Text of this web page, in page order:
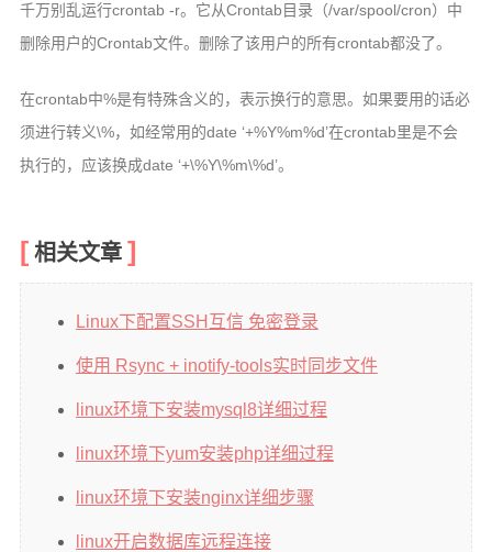
千万别乱运行crontab -r。它从Crontab目录（/var/spool/cron）中
删除用户的Crontab文件。删除了该用户的所有crontab都没了。
在crontab中%是有特殊含义的，表示换行的意思。如果要用的话必
须进行转义\%，如经常用的date ‘+%Y%m%d’在crontab里是不会
执行的，应该换成date ‘+\%Y\%m\%d’。
相关文章
Linux下配置SSH互信 免密登录
使用 Rsync + inotify-tools实时同步文件
linux环境下安装mysql8详细过程
linux环境下yum安装php详细过程
linux环境下安装nginx详细步骤
linux开启数据库远程连接